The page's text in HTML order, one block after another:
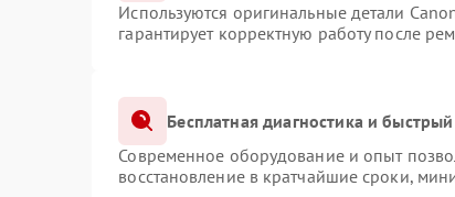
Используются оригинальные детали
гарантирует корректную работу после
Бесплатная диагностика и
Современное оборудование и опыт
восстановление в кратчайшие сроки,